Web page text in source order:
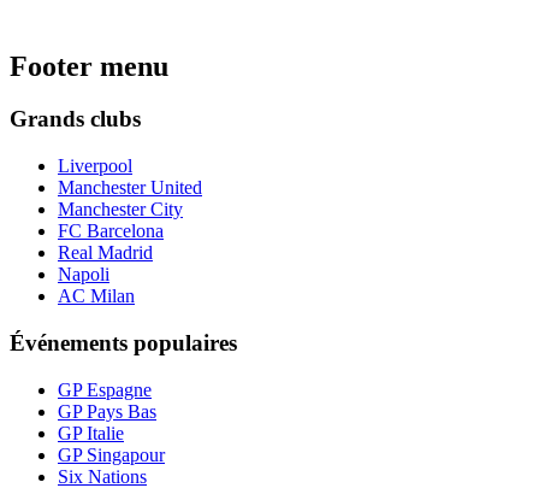
Footer menu
Grands clubs
Liverpool
Manchester United
Manchester City
FC Barcelona
Real Madrid
Napoli
AC Milan
Événements populaires
GP Espagne
GP Pays Bas
GP Italie
GP Singapour
Six Nations